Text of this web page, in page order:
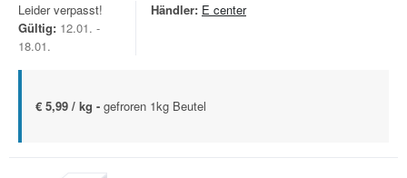
Leider verpasst!
Gültig: 12.01. -
18.01.
Händler: E center
€ 5,99 / kg - gefroren 1kg Beutel